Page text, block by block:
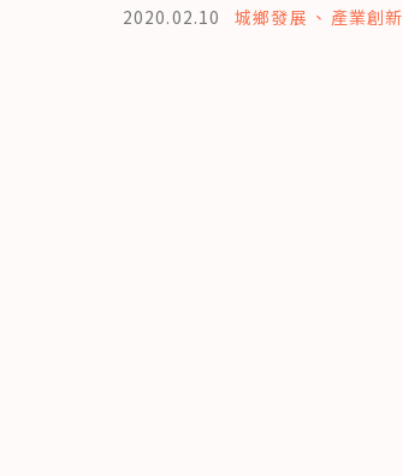
2020.02.10 城鄉發展 產業創新